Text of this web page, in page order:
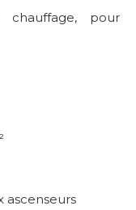
pour
ascenseurs